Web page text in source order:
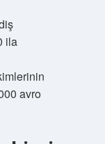
ila
avro